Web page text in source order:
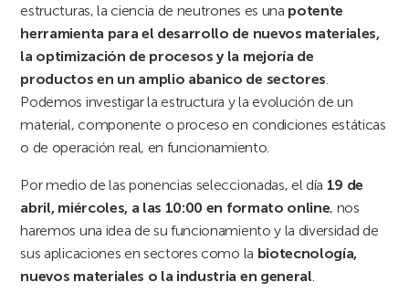
estructuras, la ciencia de neutrones es una potente
herramienta para el desarrollo de nuevos materiales,
la optimización de procesos y la mejoría de
productos en un amplio abanico de sectores
Podemos investigar la estructura y la evolución de un
material, componente o proceso en condiciones estáticas
o de operación real, en funcionamiento.
Por medio de las ponencias seleccionadas, el día 19 de
abril, miércoles, a las 10:00 en formato online, nos
haremos una idea de su funcionamiento y la diversidad de
sus aplicaciones en sectores como la biotecnología,
nuevos materiales o la industria en general